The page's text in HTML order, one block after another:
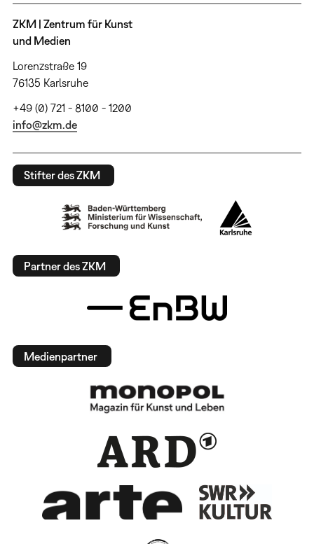
ZKM | Zentrum für Kunst
und Medien
Lorenzstraße 19
76135 Karlsruhe
+49 (0) 721 - 8100 - 1200
info@zkm.de
Stifter des ZKM
Partner des ZKM
Medienpartner